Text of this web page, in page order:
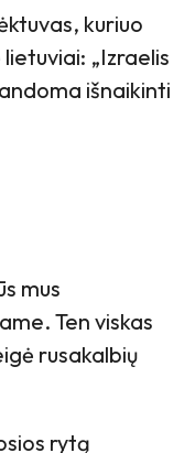
kuriuo
„Izraelis
išnaikinti
mus
Ten viskas
rusakalbių
rytą